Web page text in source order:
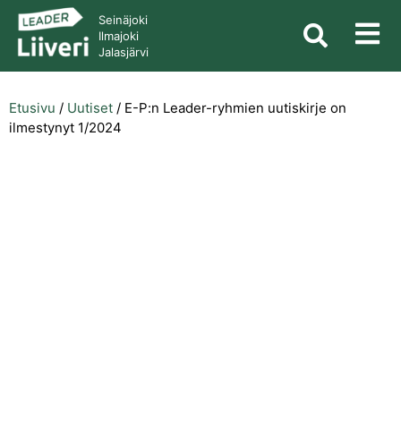
Seinäjoki
Ilmajoki
Jalasjärvi
Etusivu / Uutiset / E-P:n Leader-ryhmien uutiskirje on
ilmestynyt 1/2024